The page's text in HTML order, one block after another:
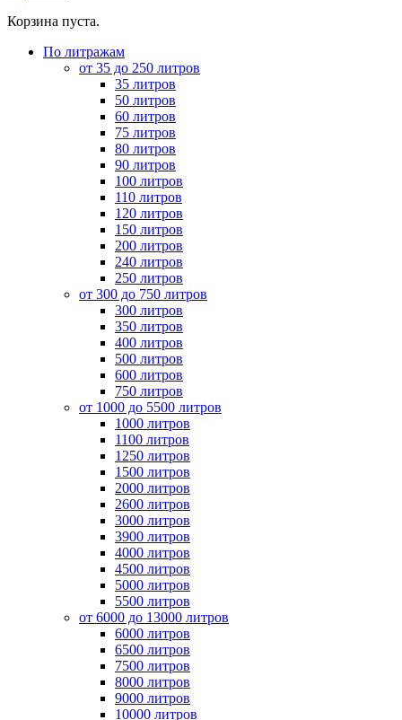
Корзина пуста.
По литражам
от 35 до 250 литров
35 литров
50 литров
60 литров
75 литров
80 литров
90 литров
100 литров
110 литров
120 литров
150 литров
200 литров
240 литров
250 литров
от 300 до 750 литров
300 литров
350 литров
400 литров
500 литров
600 литров
750 литров
от 1000 до 5500 литров
1000 литров
1100 литров
1250 литров
1500 литров
2000 литров
2600 литров
3000 литров
3900 литров
4000 литров
4500 литров
5000 литров
5500 литров
от 6000 до 13000 литров
6000 литров
6500 литров
7500 литров
8000 литров
9000 литров
10000 литров